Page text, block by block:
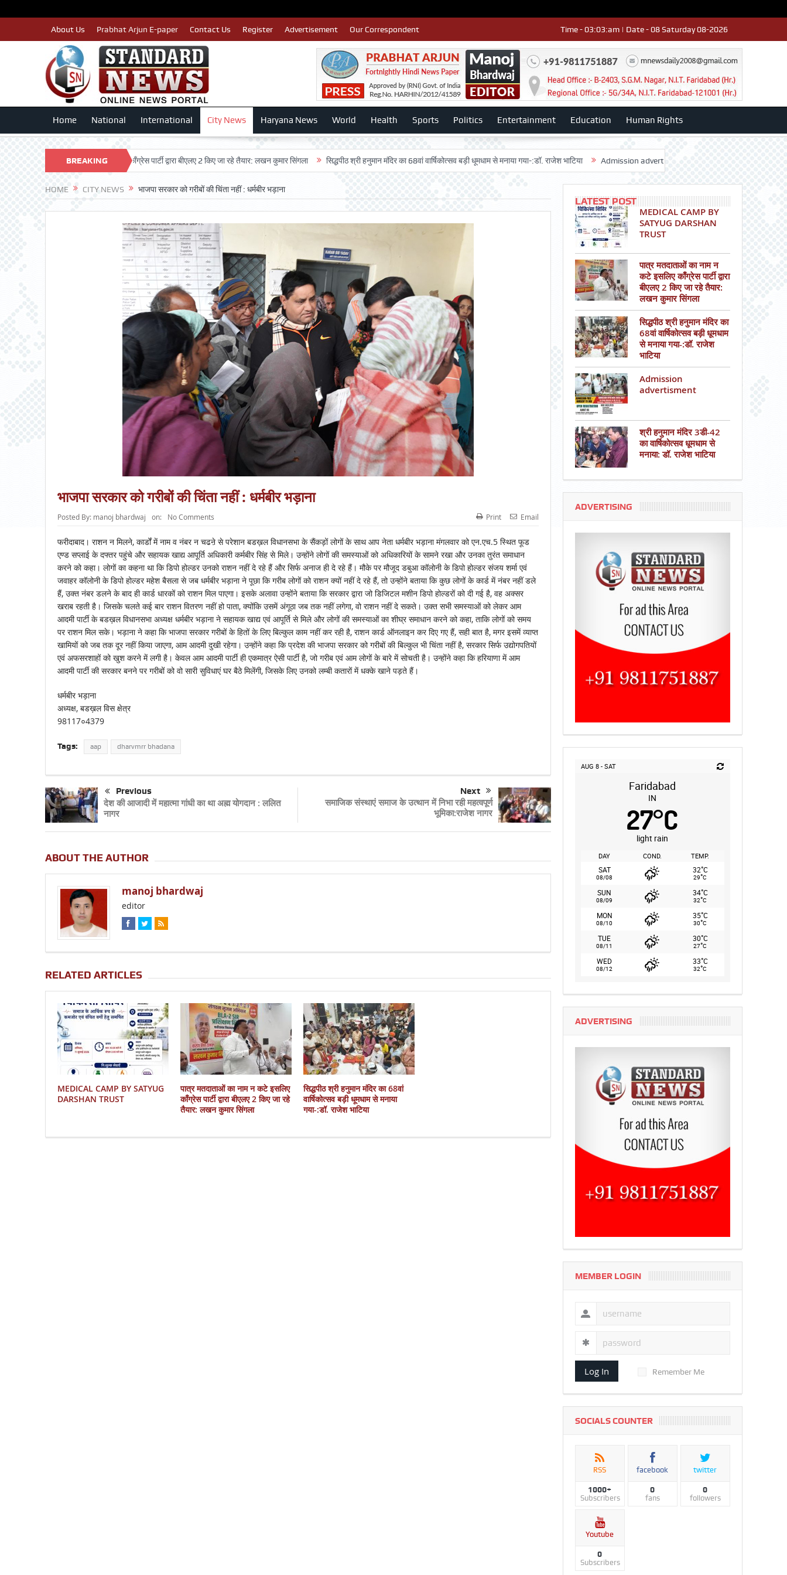
About Us Prabhat Arjun E-paper Contact Us Register Advertisement Our Correspondent Time - 03:03:am | Date - 08 Saturday 08-2026
Home National International City News Haryana News World Health Sports Politics Entertainment Education Human Rights
BREAKING
NEWS
मतदाताओं का नाम न कटे इसलिए काँग्रेस पार्टी द्वारा बीएलए 2 किए जा रहे तैयार: लखन कुमार सिंगला सिद्धपीठ श्री हनुमान मंदिर का 68वां वार्षिकोत्सव बड़ी धूमधाम से मनाया गया-:डॉ. राजेश भाटिया Admission advertisment श्री हनुमान मंदिर 3डी-42 का
HOME CITY NEWS भाजपा सरकार को गरीबों की चिंता नहीं : धर्मबीर भड़ाना
भाजपा सरकार को गरीबों की चिंता नहीं : धर्मबीर भड़ाना
Posted By: manoj bhardwaj on: No Comments Print Email
फरीदाबाद। राशन न मिलने, कार्डों में नाम व नंबर न चढऩे से परेशान बडख़ल विधानसभा के सैंकड़ों लोगों के साथ आप नेता धर्मबीर भड़ाना मंगलवार को एन.एच.5 स्थित फूड
एण्ड सप्लाई के दफ्तर पहुंचे और सहायक खाद्य आपूर्ति अधिकारी कर्मबीर सिंह से मिले। उन्होंने लोगों की समस्याओं को अधिकारियों के सामने रखा और उनका तुरंत समाधान
करने को कहा। लोगों का कहना था कि डिपो होल्डर उनको राशन नहीं दे रहे हैं और सिर्फ अनाज ही दे रहे हैं। मौके पर मौजूद डबुआ कॉलोनी के डिपो होल्डर संजय शर्मा एवं
जवाहर कॉलोनी के डिपो होल्डर महेश बैसला से जब धर्मबीर भड़ाना ने पूछा कि गरीब लोगों को राशन क्यों नहीं दे रहे हैं, तो उन्होंने बताया कि कुछ लोगों के कार्ड में नंबर नहीं डले
हैं, उक्त नंबर डलने के बाद ही कार्ड धारकों को राशन मिल पाएगा। इसके अलावा उन्होंने बताया कि सरकार द्वारा जो डिजिटल मशीन डिपो होल्डरों को दी गई है, वह अक्सर
खराब रहती है। जिसके चलते कई बार राशन वितरण नहीं हो पाता, क्योंकि उसमें अंगूठा जब तक नहीं लगेगा, वो राशन नहीं दे सकते। उक्त सभी समस्याओं को लेकर आम
आदमी पार्टी के बडख़ल विधानसभा अध्यक्ष धर्मबीर भड़ाना ने सहायक खाद्य एवं आपूर्ति से मिले और लोगों की समस्याओं का शीघ्र समाधान करने को कहा, ताकि लोगों को समय
पर राशन मिल सके। भड़ाना ने कहा कि भाजपा सरकार गरीबों के हितों के लिए बिल्कुल काम नहीं कर रही है, राशन कार्ड ऑनलाइन कर दिए गए हैं, सही बात है, मगर इसमें व्याप्त
खामियों को जब तक दूर नहीं किया जाएगा, आम आदमी दुखी रहेगा। उन्होंने कहा कि प्रदेश की भाजपा सरकार को गरीबों की बिल्कुल भी चिंता नहीं है, सरकार सिर्फ उद्योगपतियों
एवं अफसरशाहों को खुश करने में लगी है। केवल आम आदमी पार्टी ही एकमात्र ऐसी पार्टी है, जो गरीब एवं आम लोगों के बारे में सोचती है। उन्होंने कहा कि हरियाणा में आम
आदमी पार्टी की सरकार बनने पर गरीबों को वो सारी सुविधाएं घर बैठे मिलेंगी, जिसके लिए उनको लम्बी कतारों में धक्के खाने पड़ते हैं।
धर्मबीर भड़ाना
अध्यक्ष, बडख़ल विस क्षेत्र
98117०4379
Tags: aap dharvmrr bhadana
Previous
देश की आजादी में महात्मा गांधी का था अह्म योगदान : ललित
नागर
Next
समाजिक संस्थाएं समाज के उत्थान में निभा रही महत्वपूर्ण
भूमिका:राजेश नागर
ABOUT THE AUTHOR
manoj bhardwaj
editor
RELATED ARTICLES
MEDICAL CAMP BY SATYUG
DARSHAN TRUST
पात्र मतदाताओं का नाम न कटे इसलिए
काँग्रेस पार्टी द्वारा बीएलए 2 किए जा रहे
तैयार: लखन कुमार सिंगला
सिद्धपीठ श्री हनुमान मंदिर का 68वां
वार्षिकोत्सव बड़ी धूमधाम से मनाया
गया-:डॉ. राजेश भाटिया
LATEST POST
MEDICAL CAMP BY
SATYUG DARSHAN
TRUST
पात्र मतदाताओं का नाम न
कटे इसलिए काँग्रेस पार्टी द्वारा
बीएलए 2 किए जा रहे तैयार:
लखन कुमार सिंगला
सिद्धपीठ श्री हनुमान मंदिर का
68वां वार्षिकोत्सव बड़ी धूमधाम
से मनाया गया-:डॉ. राजेश
भाटिया
Admission
advertisment
श्री हनुमान मंदिर 3डी-42
का वार्षिकोत्सव धूमधाम से
मनाया: डॉ. राजेश भाटिया
ADVERTISING
AUG 8 - SAT
Faridabad
IN
27°C
light rain
DAY COND. TEMP.
SAT
08/08
32°C
29°C
SUN
08/09
34°C
32°C
MON
08/10
35°C
30°C
TUE
08/11
30°C
27°C
WED
08/12
33°C
32°C
ADVERTISING
MEMBER LOGIN
Log In Remember Me
SOCIALS COUNTER
RSS
1000+
Subscribers
facebook
0
fans
twitter
0
followers
Youtube
0
Subscribers